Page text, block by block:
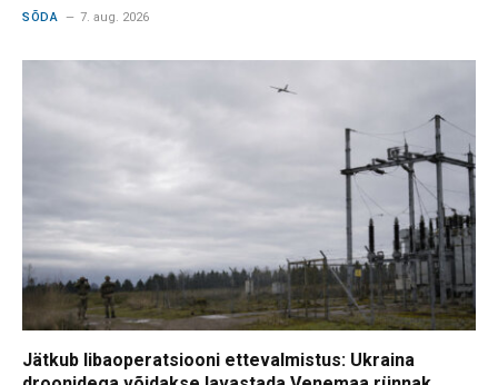
SÕDA 7. aug. 2026
Jätkub libaoperatsiooni ettevalmistus: Ukraina